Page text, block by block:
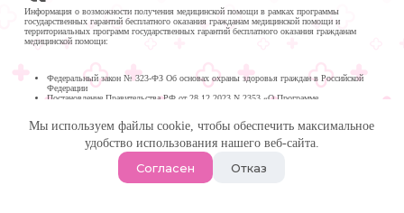
Мы используем файлы cookie, чтобы обеспечить максимальное
удобство использования нашего веб-сайта.
Согласен Отказ
Информация о возможности получения медицинской помощи в рамках программы
государственных гарантий бесплатного оказания гражданам медицинской помощи и
территориальных программ государственных гарантий бесплатного оказания гражданам
медицинской помощи:
Федеральный закон № 323-ФЗ Об основах охраны здоровья граждан в Российской
Федерации
Постановление Правительства РФ от 28.12.2023 N 2353 «О Программе
Программа государственных гарантий бесплатного оказания гражданам медицинской
Республике Башкортостан на 2024 год и на плановый период 2025 и 2026 годов
Медика Плюс
| Многопрофильная клиника в